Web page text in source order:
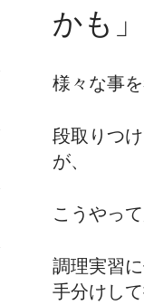
かも」
様々な事
段取りつ
が、
こうやっ
調理実習
手分けし